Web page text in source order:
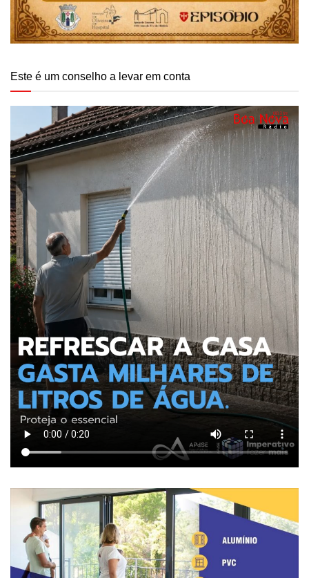
Este é um conselho a levar em conta